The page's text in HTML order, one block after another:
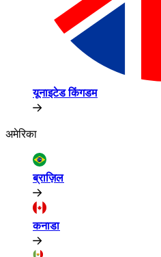
यूनाइटेड किंगडम​​
अमेरिका​​
ब्राज़िल​​
कनाडा​​